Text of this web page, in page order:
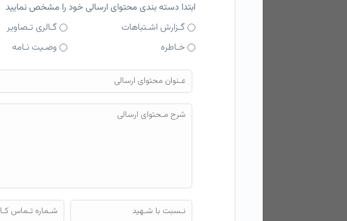
ابتدا دسته بندی محتوای ارسالی خود را مشخص نمایید
گـزارش اشـتباهات
گـالری تـصاویر
خـاطره
وصـیت نـامه